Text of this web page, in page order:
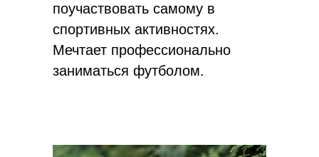
поучаствовать самому в
спортивных активностях.
Мечтает профессионально
заниматься футболом.